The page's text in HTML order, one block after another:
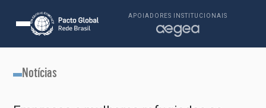
APOIADORES INSTITUCIONAIS
Notícias